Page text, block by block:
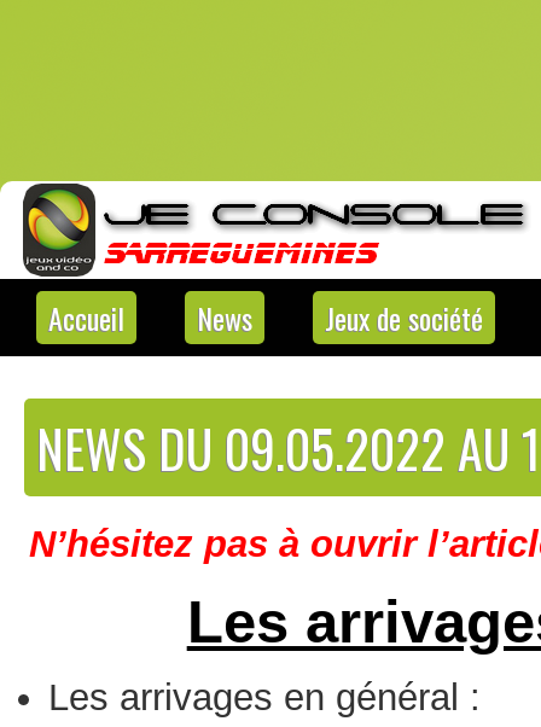
Accueil News Jeux de société
NEWS DU 09.05.2022 AU
N’hésitez pas à ouvrir
Les
Les arrivages en général :